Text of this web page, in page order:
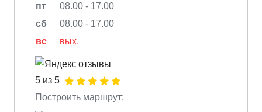
пт
08.00 - 17.00
сб
08.00 - 17.00
вс
вых.
5 из 5
Построить маршрут: